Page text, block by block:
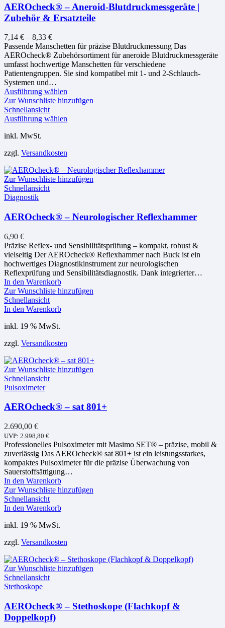
AEROcheck® – Aneroid-Blutdruckmessgeräte |
Zubehör & Ersatzteile
7,14 € – 8,33 €
Passende Manschetten für präzise Blutdruckmessung Das
AEROcheck® Zubehörsortiment für aneroide Blutdruckmessgeräte
umfasst hochwertige Manschetten für verschiedene
Patientengruppen. Sie sind kompatibel mit 1- und 2-Schlauch-
Systemen und…
Ausführung wählen
Produkt
Optionen
auf
der
Zur Wunschliste hinzufügen
Schnellansicht
Ausführung wählen
Varianten
Die
Optionen
Produktseite
inkl. MwSt.
zzgl. Versandkosten
Zur Wunschliste hinzufügen
Schnellansicht
Diagnostik
AEROcheck® – Neurologischer Reflexhammer
6,90 €
Präzise Reflex- und Sensibilitätsprüfung – kompakt, robust &
vielseitig Der AEROcheck® Reflexhammer nach Buck ist ein
hochwertiges Diagnostikinstrument zur neurologischen
Reflexprüfung und Sensibilitätsdiagnostik. Dank integrierter…
In den Warenkorb
Zur Wunschliste hinzufügen
Schnellansicht
In den Warenkorb
inkl. 19 % MwSt.
zzgl. Versandkosten
Zur Wunschliste hinzufügen
Schnellansicht
Pulsoximeter
AEROcheck® – sat 801+
2.690,00 €
UVP: 2.998,80 €
Professionelles Pulsoximeter mit Masimo SET® – präzise, mobil &
zuverlässig Das AEROcheck® sat 801+ ist ein leistungsstarkes,
kompaktes Pulsoximeter für die präzise Überwachung von
Sauerstoffsättigung…
In den Warenkorb
Zur Wunschliste hinzufügen
Schnellansicht
In den Warenkorb
inkl. 19 % MwSt.
zzgl. Versandkosten
Zur Wunschliste hinzufügen
Schnellansicht
Stethoskope
AEROcheck® – Stethoskope (Flachkopf &
Doppelkopf)